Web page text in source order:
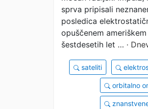
sprva pripisali
posledica
opuščenem
šestdesetih let … ·
sateliti
orbitalno